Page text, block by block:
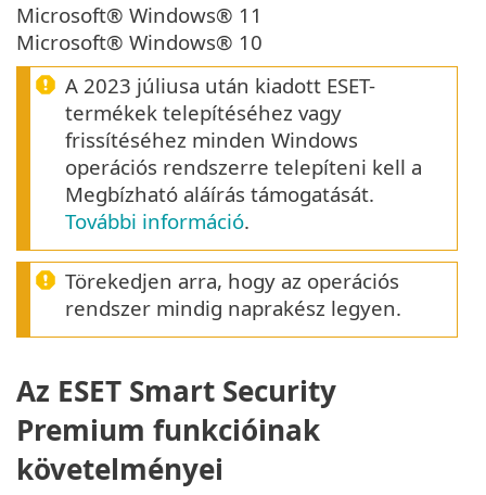
Microsoft® Windows® 11
Microsoft® Windows® 10
A 2023 júliusa után kiadott ESET-
termékek telepítéséhez vagy
frissítéséhez minden Windows
operációs rendszerre telepíteni kell a
Megbízható aláírás támogatását.
További információ.
Törekedjen arra, hogy az operációs
rendszer mindig naprakész legyen.
Az ESET Smart Security
Premium funkcióinak
követelményei